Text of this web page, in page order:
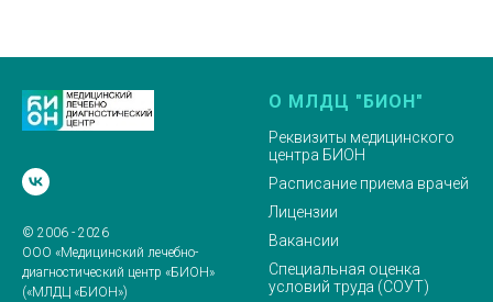
© 2006 - 2026
ООО «Медицинский лечебно-
диагностический центр «БИОН»
(«МЛДЦ «БИОН»)
О МЛДЦ "БИОН"
Реквизиты медицинского
центра БИОН
Расписание приема врачей
Лицензии
Вакансии
Специальная оценка
условий труда (СОУТ)